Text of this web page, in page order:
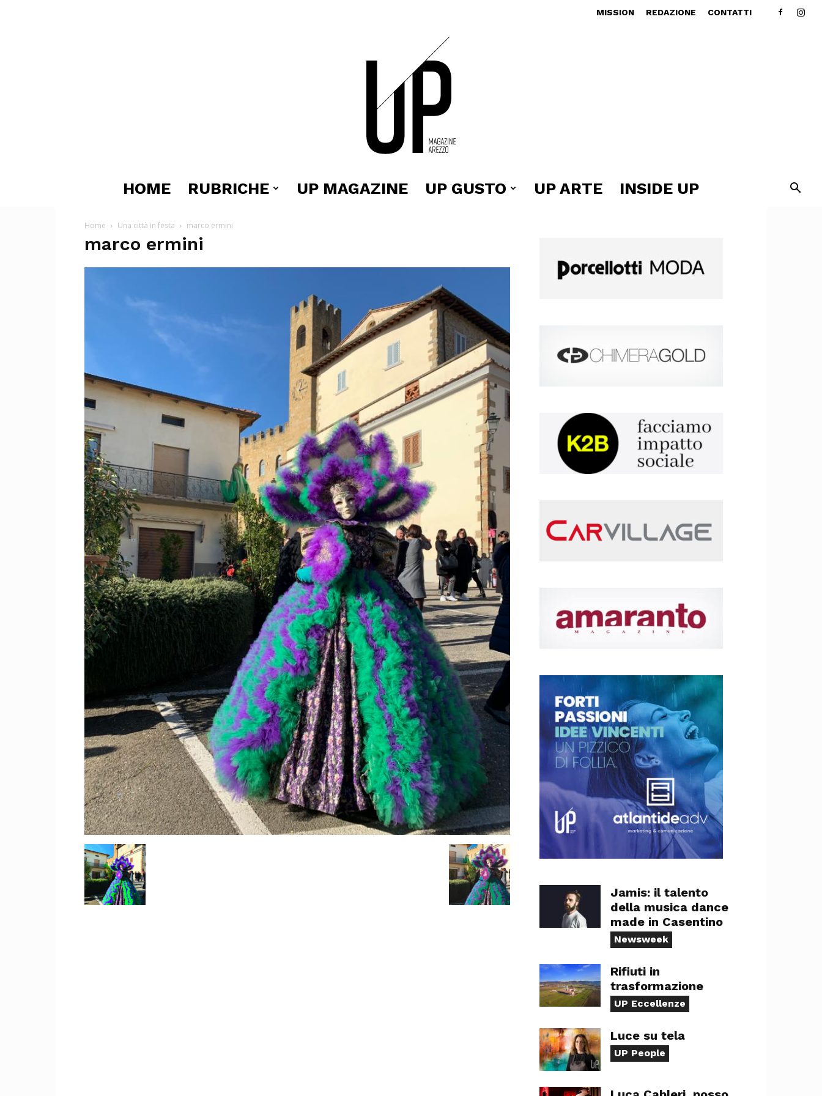
MISSION REDAZIONE CONTATTI
Magazine
HOME RUBRICHE UP MAGAZINE UP GUSTO UP ARTE INSIDE UP
Home Una città in festa marco ermini
marco ermini
Jamis: il talento
della musica dance
made in Casentino
Newsweek
Rifiuti in
trasformazione
UP Eccellenze
Luce su tela
UP People